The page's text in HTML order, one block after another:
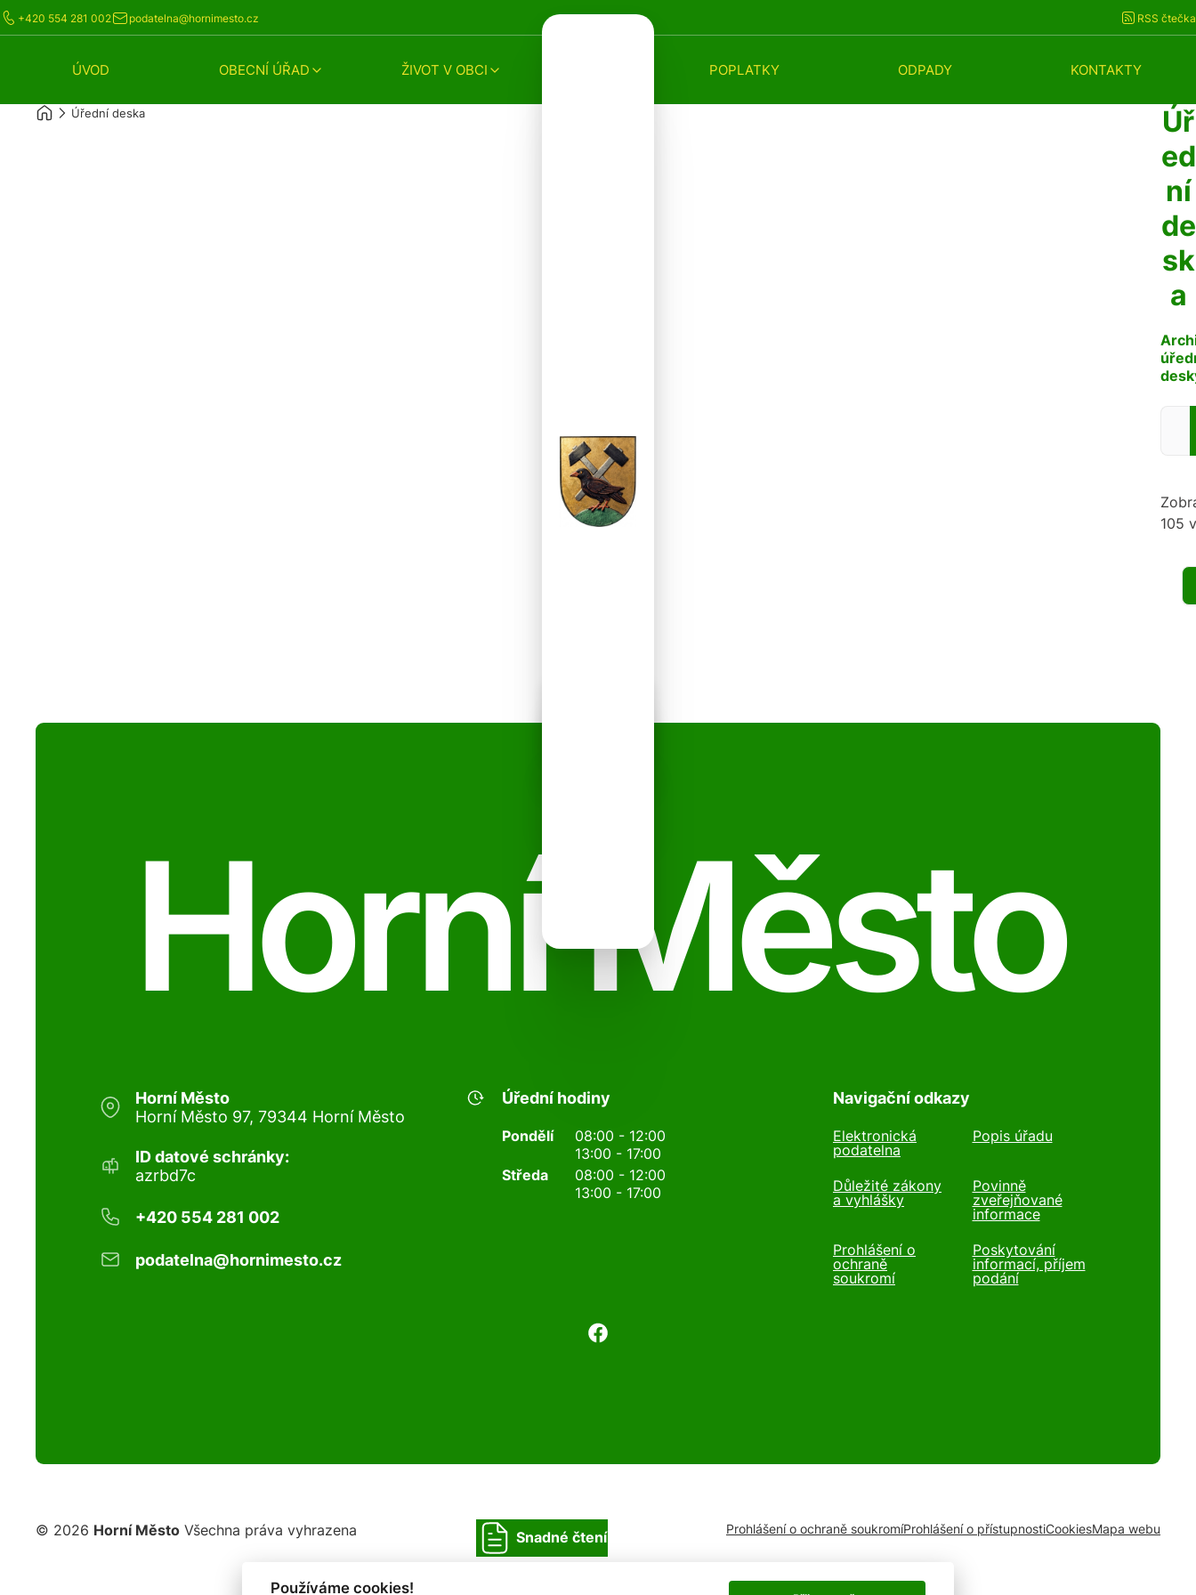
+420 554 281 002 podatelna@hornimesto.cz RSS čtečka
ÚVOD OBECNÍ ÚŘAD ŽIVOT V OBCI POPLATKY ODPADY KONTAKTY
Úřední deska
Úř
ed
ní
de
sk
a
105
Horní Město
Horní Město
Horní Město 97, 79344 Horní Město
ID datové schránky:
azrbd7c
+420 554 281 002
podatelna@hornimesto.cz
Úřední hodiny
Pondělí
08:00 - 12:00
13:00 - 17:00
Středa
08:00 - 12:00
13:00 - 17:00
Navigační odkazy
Elektronická
podatelna
Popis úřadu
Důležité zákony
a vyhlášky
Povinně
zveřejňované
informace
Prohlášení o
ochraně
soukromí
Poskytování
informací, příjem
podání
© 2026 Horní Město Všechna práva vyhrazena Snadné čtení Prohlášení o ochraně soukromíProhlášení o přístupnostiCookiesMapa webu
Používáme cookies!